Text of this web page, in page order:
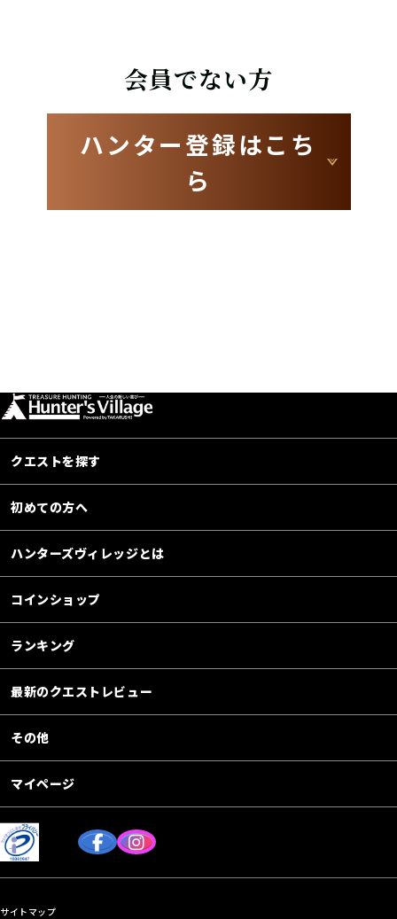
会員でない方
ハンター登録はこち
ら
クエストを探す
初めての方へ
ハンターズヴィレッジとは
コインショップ
ランキング
最新のクエストレビュー
その他
マイページ
サイトマップ